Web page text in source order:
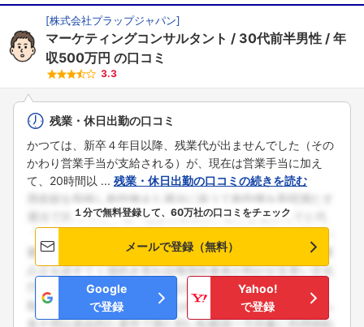
[株式会社プラップジャパン]
マーケティングコンサルタント 30代前半男性
年
収500万円 の口コミ
3.3
残業・休日出勤の口コミ
かつては、新卒４年目以降、残業代が出ませんでした（その
かわり営業手当が支給される）が、現在は営業手当に加え
て、20時間以 ... 残業・休日出勤の口コミの続きを読む
１分で無料登録して、60万社の口コミをチェック
メールで登録（無料）
Google
で登録
Yahoo!
で登録